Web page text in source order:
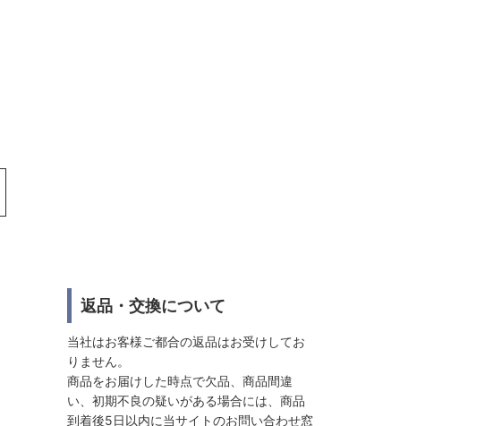
返品・交換について
当社はお客様ご都合の返品はお受けしてお
りません。
商品をお届けした時点で欠品、商品間違
い、初期不良の疑いがある場合には、商品
到着後5日以内に当サイトのお問い合わせ窓